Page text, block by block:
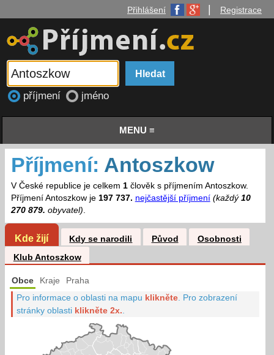
Přihlášení Registrace
příjmení jméno
MENU ≡
Příjmení: Antoszkow
V České republice je celkem 1člověk s příjmením Antoszkow.
Příjmení Antoszkow je 197 737. nejčastější příjmení (každý 10
270 879. obyvatel).
Kde žijí Kdy se narodili Původ
Osobnosti
Klub Antoszkow
Obce Kraje Praha
Pro informace o oblasti na mapu klikněte Pro zobrazení
stránky oblasti klikněte 2x.